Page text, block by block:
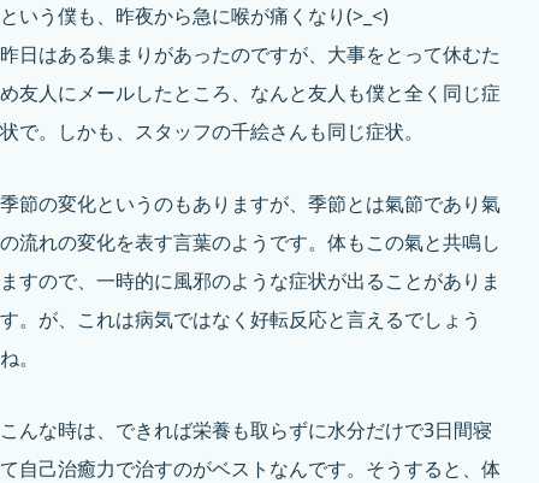
という僕も、昨夜から急に喉が痛くなり(>_<)
昨日はある集まりがあったのですが、大事をとって休むた
め友人にメールしたところ、なんと友人も僕と全く同じ症
状で。しかも、スタッフの千絵さんも同じ症状。
季節の変化というのもありますが、季節とは氣節であり氣
の流れの変化を表す言葉のようです。体もこの氣と共鳴し
ますので、一時的に風邪のような症状が出ることがありま
す。が、これは病気ではなく好転反応と言えるでしょう
ね。
こんな時は、できれば栄養も取らずに水分だけで3日間寝
て自己治癒力で治すのがベストなんです。そうすると、体